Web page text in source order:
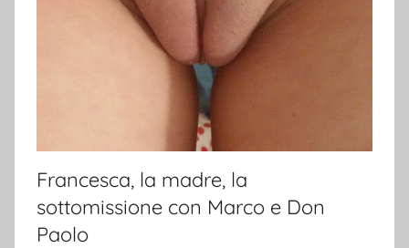
Francesca, la madre, la
sottomissione con Marco e Don
Paolo